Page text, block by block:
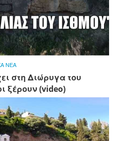
ΝΕΑ
στη Διώρυγα του
ξέρουν (video)